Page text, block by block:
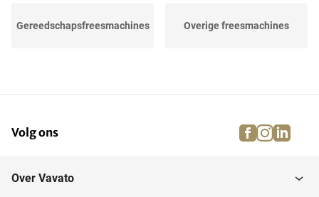
Gereedschapsfreesmachines Overige freesmachines
Volg ons facebook
Over Vavato